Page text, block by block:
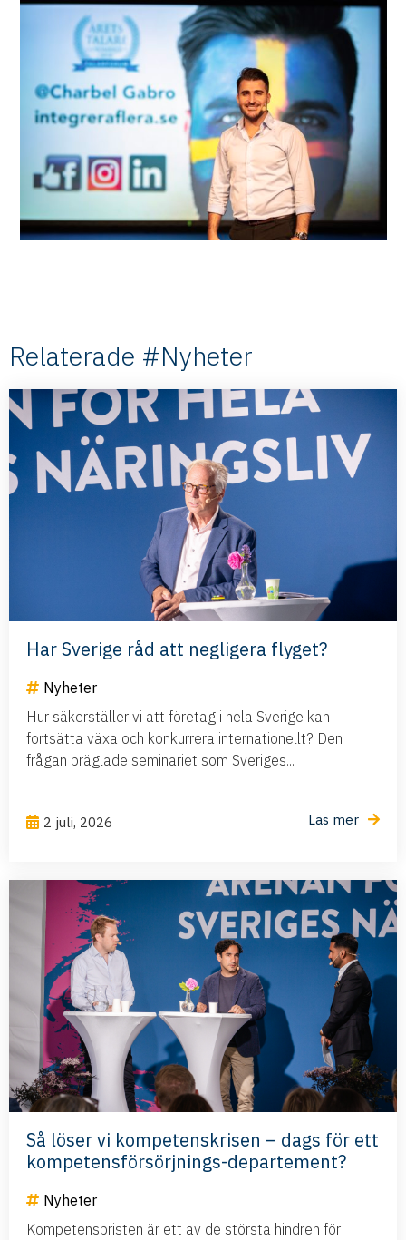
Relaterade #Nyheter
Har Sverige råd att negligera flyget?
Nyheter
Hur säkerställer vi att företag i hela Sverige kan
fortsätta växa och konkurrera internationellt? Den
frågan präglade seminariet som Sveriges...
2 juli, 2026 Läs mer
Så löser vi kompetenskrisen – dags för ett
kompetensförsörjnings-departement?
Nyheter
Kompetensbristen är ett av de största hindren för